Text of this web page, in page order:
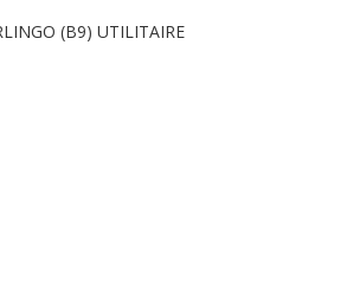
(B9) UTILITAIRE